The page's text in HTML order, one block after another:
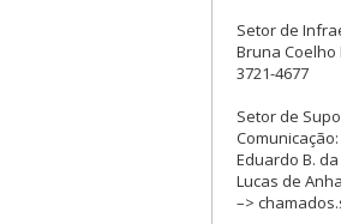
Setor de
Bruna Coelho
3721-4677
Setor de
Comunicação:
Eduardo B.
Lucas de
–>